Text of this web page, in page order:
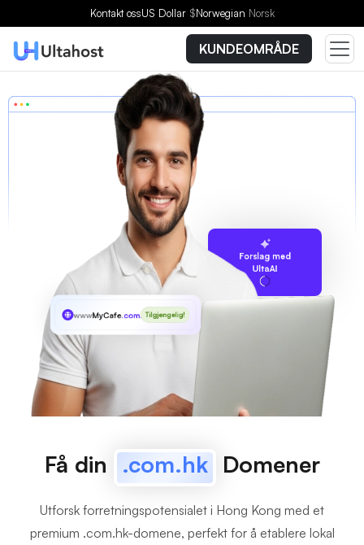
Kontakt ossUS Dollar $Norwegian Norsk
KUNDEOMRÅDE
Forslag med
UltaAI
wwwMyCafe.com.hkTilgjengelig!
Få din .com.hk Domener
Utforsk forretningspotensialet i Hong Kong med et
premium .com.hk-domene, perfekt for å etablere lokal